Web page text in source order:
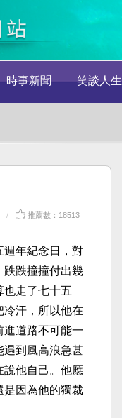
時事新聞 笑談人生
推薦數：18513
週年紀念日，對
跌跌撞撞付出幾
也走了七十五
冷汗，所以他在
進道路不可能一
遇到風高浪急甚
說他自己。他應
是因為他的獨裁